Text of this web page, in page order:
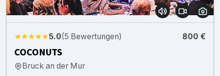
★★★★★5.0(5 Bewertungen) 800 €
COCONUTS
Bruck an der Mur